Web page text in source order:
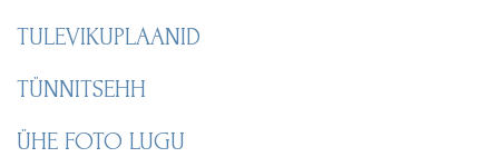
TULEVIKUPLAANID
TÜNNITSEHH
ÜHE FOTO LUGU